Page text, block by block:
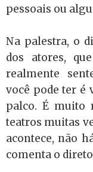
pessoais ou
Na palestra, o
dos atores,
realmente
você pode ter é
palco. É muito
teatros muitas
acontece, não
comenta o